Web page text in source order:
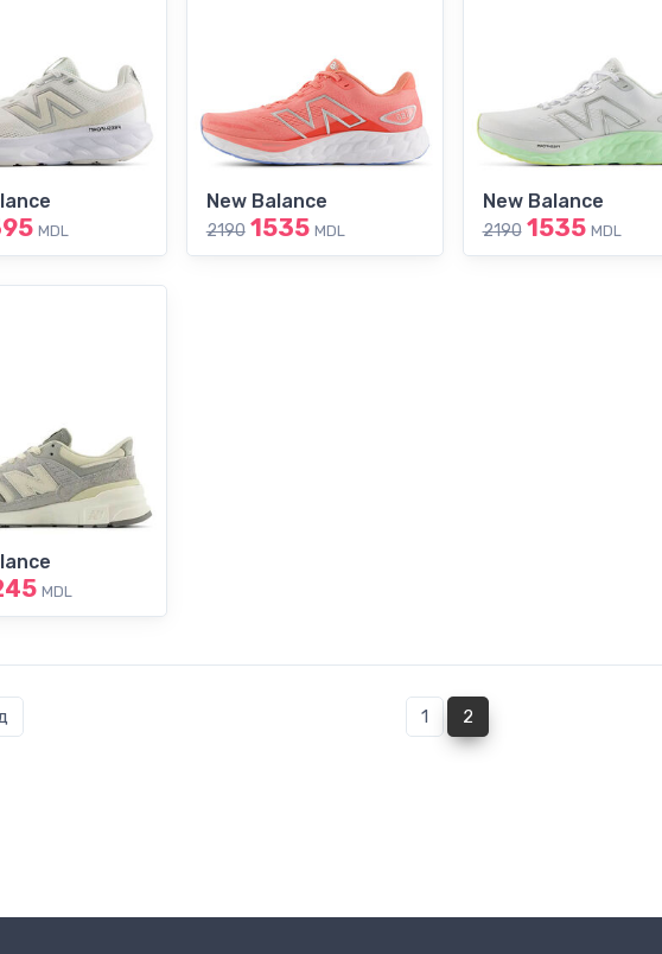
MDL
New Balance
2190 1535 MDL
New Balance
2190 1535 MDL
MDL
1 2